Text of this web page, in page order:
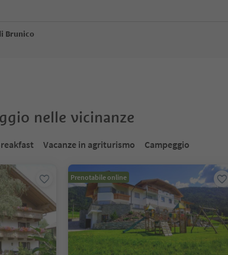
Brunico
nelle vicinanze
Vacanze in agriturismo Campeggio
Prenotabile online